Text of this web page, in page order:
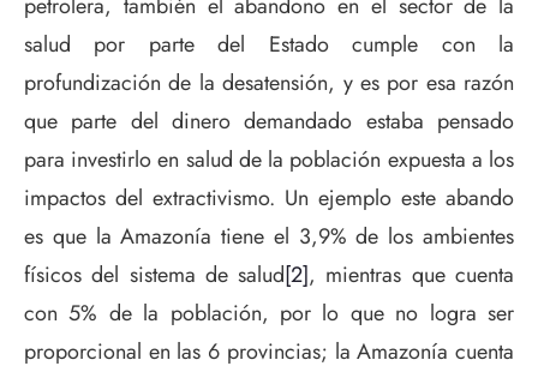
salud por parte del Estado cumple con la
profundización de la desatensión, y es por esa razón
que parte del dinero demandado estaba pensado
para investirlo en salud de la población expuesta a los
impactos del extractivismo. Un ejemplo este abando
es que la Amazonía tiene el 3,9% de los ambientes
físicos del sistema de salud[2], mientras que cuenta
con 5% de la población, por lo que no logra ser
proporcional en las 6 provincias; la Amazonía cuenta